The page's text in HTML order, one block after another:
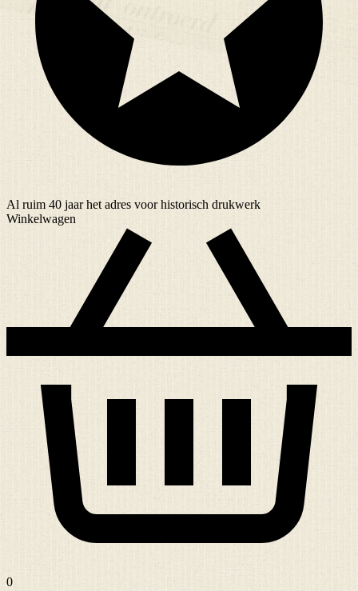
Al ruim 40 jaarhet adres voor historisch drukwerk
Winkelwagen
0